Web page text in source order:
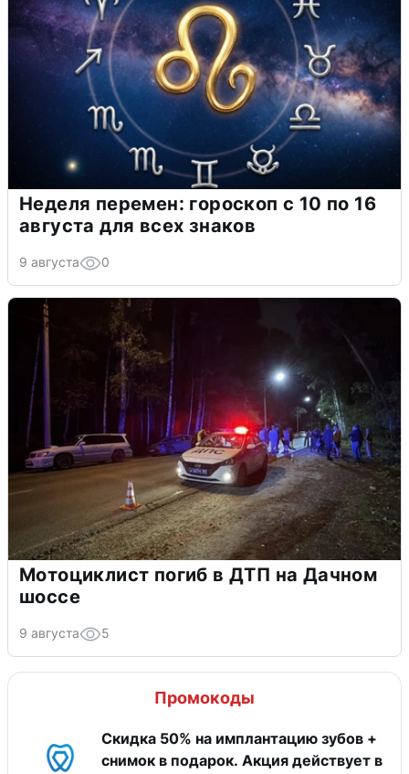
Неделя перемен: гороскоп с 10 по 16
августа для всех знаков
9 августа 0
Мотоциклист погиб в ДТП на Дачном
шоссе
9 августа 5
Промокоды
Скидка 50% на имплантацию зубов +
снимок в подарок. Акция действует в